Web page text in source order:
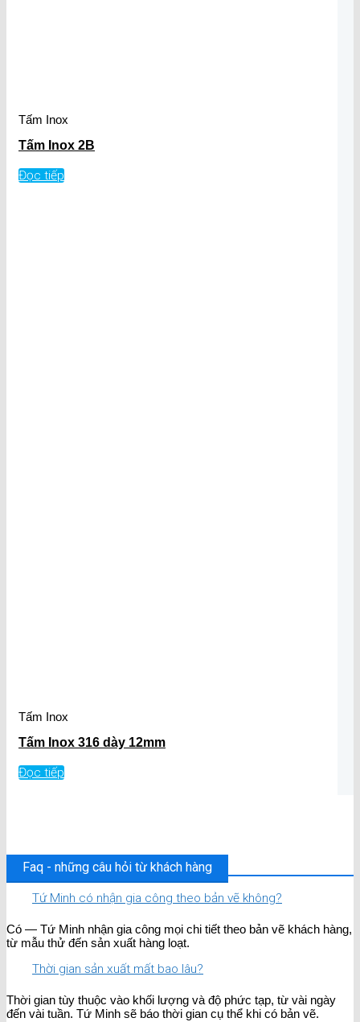
Tấm Inox
Tấm Inox 2B
Đọc tiếp
Tấm Inox
Tấm Inox 316 dày 12mm
Đọc tiếp
Faq - những câu hỏi từ khách hàng
Tứ Minh có nhận gia công theo bản vẽ không?
Có — Tứ Minh nhận gia công mọi chi tiết theo bản vẽ khách hàng,
từ mẫu thử đến sản xuất hàng loạt.
Thời gian sản xuất mất bao lâu?
Thời gian tùy thuộc vào khối lượng và độ phức tạp, từ vài ngày
đến vài tuần. Tứ Minh sẽ báo thời gian cụ thể khi có bản vẽ.